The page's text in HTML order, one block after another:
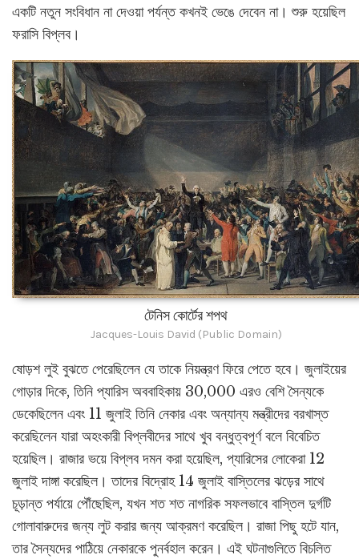
একটি নতুন সংবিধান না দেওয়া পর্যন্ত কখনই ভেঙে দেবেন না। শুরু হয়েছিল
ফরাসি বিপ্লব।
টেনিস কোর্টের শপথ
Jacques-Louis David (Public Domain)
ষোড়শ লুই বুঝতে পেরেছিলেন যে তাকে নিয়ন্ত্রণ ফিরে পেতে হবে। জুলাইয়ের
গোড়ার দিকে, তিনি প্যারিস অববাহিকায় 30,000 এরও বেশি সৈন্যকে
ডেকেছিলেন এবং 11 জুলাই তিনি নেকার এবং অন্যান্য মন্ত্রীদের বরখাস্ত
করেছিলেন যারা অহংকারী বিপ্লবীদের সাথে খুব বন্ধুত্বপূর্ণ বলে বিবেচিত
হয়েছিল। রাজার ভয়ে বিপ্লব দমন করা হয়েছিল, প্যারিসের লোকেরা 12
জুলাই দাঙ্গা করেছিল। তাদের বিদ্রোহ 14 জুলাই বাস্তিলের ঝড়ের সাথে
চূড়ান্ত পর্যায়ে পৌঁছেছিল, যখন শত শত নাগরিক সফলভাবে বাস্তিল দুর্গটি
গোলাবারুদের জন্য লুট করার জন্য আক্রমণ করেছিল। রাজা পিছু হটে যান,
তার সৈন্যদের পাঠিয়ে নেকারকে পুনর্বহাল করেন। এই ঘটনাগুলিতে বিচলিত